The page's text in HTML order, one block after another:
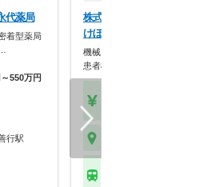
代薬局
着型薬局
550万円
行駅
株式会社アイリスファー
けぼの薬局 藤沢店
機械じゃできない仕事をしよ
患者様に丁寧に寄り…